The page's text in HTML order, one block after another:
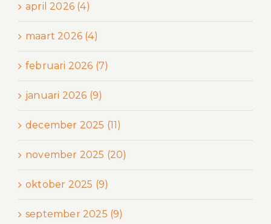
april 2026 (4)
maart 2026 (4)
februari 2026 (7)
januari 2026 (9)
december 2025 (11)
november 2025 (20)
oktober 2025 (9)
september 2025 (9)